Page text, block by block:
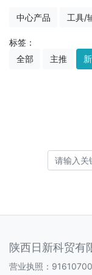
中心产品 工具/
标签：
全部
主推
陕西日新科贸有
营业执照：